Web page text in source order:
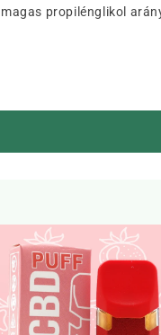
propilénglikol